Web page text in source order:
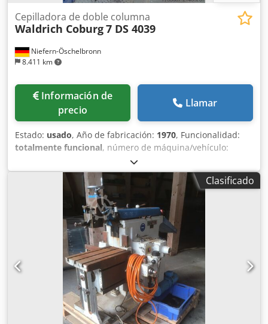
Niefern-Öschelbronn
8.411 km
Cepilladora de doble columna
Waldrich Coburg7 DS 4039
Información de
precio
Llamar
Estado: usado, Año de fabricación: 1970, Funcionalidad:
totalmente funcional, número de máquina/vehículo:
, longitud de la mesa:
m/min, altura de cepillado:6.900 mm, ancho de la mesa:
, La Waldrich Coburg 7DS4039 es una máquina
cepilladora y rectificadora de pórtico pesado o doble
montante (fresadora tipo planer) diseñada para el
mecanizado de piezas grandes y pesadas. Las máquinas
de este fabricante se utilizan principalmente en la
construcción de maquinaria de gran tamaño, fabricación
de turbinas, construcción de máquinas de impresión, así
como en la fabricación de herramientas y moldes.
Csdpfxjyt Ey Uj Aa Dorf La máquina se caracteriza por su
construcción de pórtico macizo, alta rigidez y amplios
espacios de trabajo, por lo que es especialmente
Clasificado